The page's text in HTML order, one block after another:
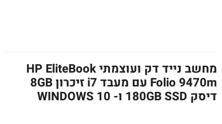
מחשב נייד דק ועוצמתי HP EliteBook
Folio 9470m עם מעבד i7 זיכרון 8GB
דיסק 180GB SSD ו- WINDOWS 10